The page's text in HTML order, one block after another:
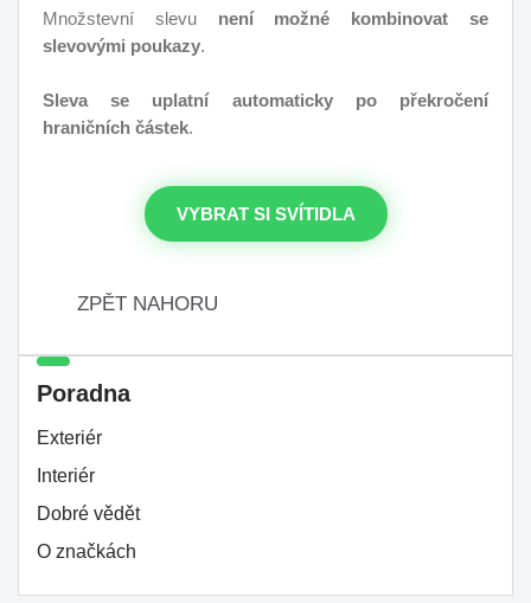
Množstevní slevu není možné kombinovat se
slevovými poukazy.
Sleva se uplatní automaticky po překročení
hraničních částek.
VYBRAT SI SVÍTIDLA
ZPĚT NAHORU
Poradna
Exteriér
Interiér
Dobré vědět
O značkách